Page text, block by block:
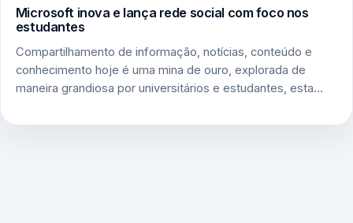
Microsoft inova e lança rede social com foco nos
estudantes
Compartilhamento de informação, notícias, conteúdo e
conhecimento hoje é uma mina de ouro, explorada de
maneira grandiosa por universitários e estudantes, esta…